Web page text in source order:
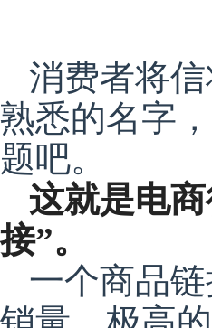
消费者将
熟悉的名字
题吧。
这就是电
接”。
一个商品